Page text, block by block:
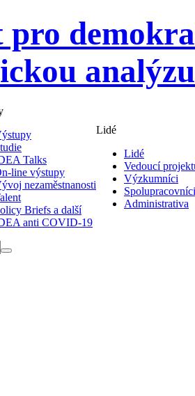
Talks
line výstupy
nezaměstnanosti
Briefs a další
anti COVID-19
Lidé
Lidé
Vedoucí
Výzkumníci
Spolupracovníci
Administrativa